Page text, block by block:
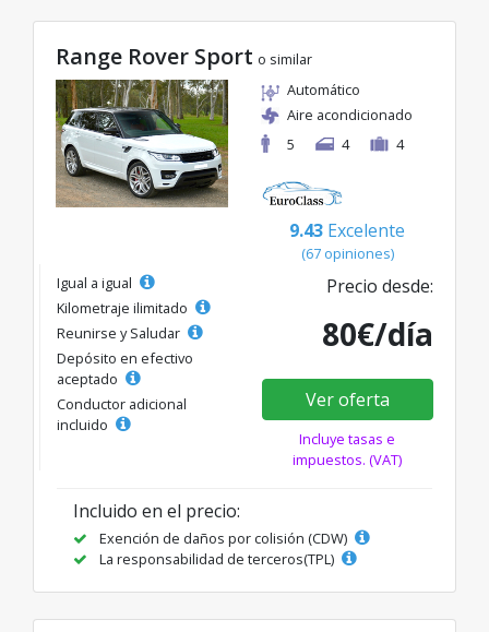
Range Rover Sport o similar
Automático
Aire acondicionado
5
4 4
9.43 Excelente
(67 opiniones)
Igual a igual
Kilometraje ilimitado
Reunirse y Saludar
Depósito en efectivo
aceptado
Conductor adicional
incluido
Precio desde:
80€/día
Ver oferta
Incluye tasas e
impuestos. (VAT)
Incluido en el precio:
Exención de daños por colisión (CDW)
La responsabilidad de terceros(TPL)